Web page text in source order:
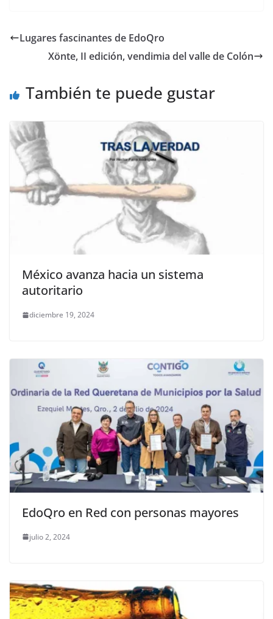
Lugares fascinantes de EdoQro
Xönte, II edición, vendimia del valle de Colón
También te puede gustar
México avanza hacia un sistema
autoritario
diciembre 19, 2024
EdoQro en Red con personas mayores
julio 2, 2024